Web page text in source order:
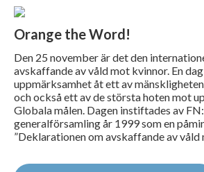
Orange the Word!
Den 25 november är det den
avskaffande av våld mot kvinnor. En
uppmärksamhet åt ett av
och också ett av de största hoten mot
Globala målen. Dagen instiftades av
generalförsamling år 1999 som en
”Deklarationen om avskaffande av våld